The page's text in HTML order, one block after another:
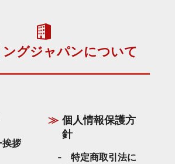
グジャパンについて
挨拶
個人情報保護方
針
特定商取引法に